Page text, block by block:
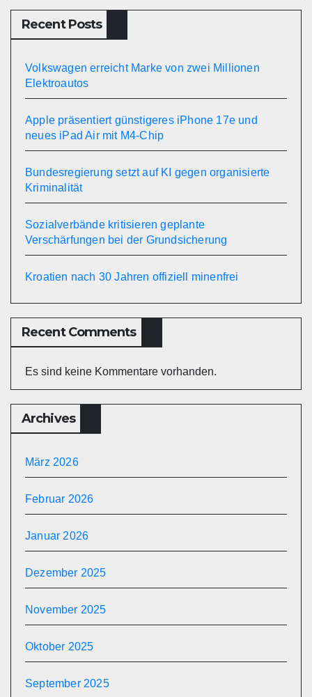
Recent Posts
Volkswagen erreicht Marke von zwei Millionen
Elektroautos
Apple präsentiert günstigeres iPhone 17e und
neues iPad Air mit M4-Chip
Bundesregierung setzt auf KI gegen organisierte
Kriminalität
Sozialverbände kritisieren geplante
Verschärfungen bei der Grundsicherung
Kroatien nach 30 Jahren offiziell minenfrei
Recent Comments
Es sind keine Kommentare vorhanden.
Archives
März 2026
Februar 2026
Januar 2026
Dezember 2025
November 2025
Oktober 2025
September 2025